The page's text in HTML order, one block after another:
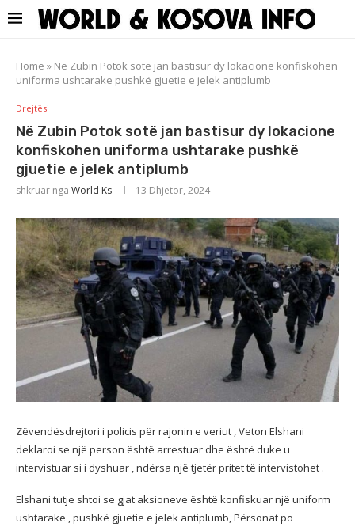
Home » Në Zubin Potok sotë jan bastisur dy lokacione konfiskohen
uniforma ushtarake pushkë gjuetie e jelek antiplumb
Drejtësi
Në Zubin Potok sotë jan bastisur dy lokacione
konfiskohen uniforma ushtarake pushkë
gjuetie e jelek antiplumb
shkruar nga World Ks 13 Dhjetor, 2024
Zëvendësdrejtori i policis për rajonin e veriut , Veton Elshani
deklaroi se një person është arrestuar dhe është duke u
intervistuar si i dyshuar , ndërsa një tjetër pritet të intervistohet .
Elshani tutje shtoi se gjat aksioneve është konfiskuar një uniform
ushtarake , pushkë gjuetie e jelek antiplumb, Përsonat po